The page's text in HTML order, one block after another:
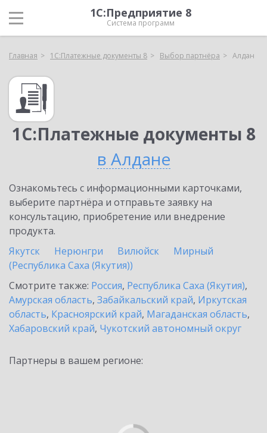
1С:Предприятие 8
Система программ
Главная 1С:Платежные документы 8 Выбор партнёра Алдан
1С:Платежные документы 8
в Алдане
Ознакомьтесь с информационными карточками,
выберите партнёра и отправьте заявку на
консультацию, приобретение или внедрение
продукта.
Якутск
Нерюнгри Вилюйск
Мирный
(Республика Саха (Якутия))
Смотрите также: Россия, Республика Саха (Якутия),
Амурская область, Забайкальский край, Иркутская
область, Красноярский край, Магаданская область,
Хабаровский край, Чукотский автономный округ
Партнеры в вашем регионе: